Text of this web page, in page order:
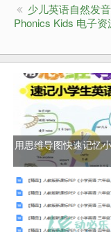
少儿英语自然发
Phonics Kids 电子资
用思维导图快速记忆